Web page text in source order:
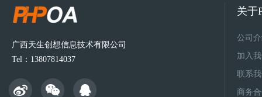
广西天生创想信息技术有限公司
Tel：13807814037
关于
公司
加入
联系
商务